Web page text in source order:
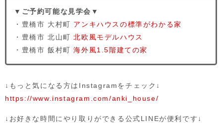
▼ご予約可能な見学会▼
・豊橋市 大村町 アンキハウスの標準がわかる家
・豊橋市 北山町北欧風モデルハウス
・豊橋市 飯村町海外風1.5階建ての家
↓もっと気になる方はInstagramをチェック↓
https://www.instagram.com/anki_house/
↓お好きな時間にやり取りができる公式LINEが便利です↓